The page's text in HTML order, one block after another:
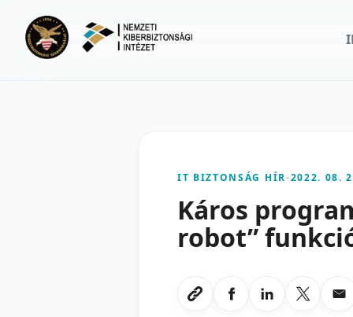
IT BIZTONSÁG HÍR-2022. 08.
Káros
robot”
Link masolasa
MegosztasMegosztas